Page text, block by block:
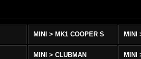
MINI > MK1 COOPER S
MINI > CLUBMAN MINI